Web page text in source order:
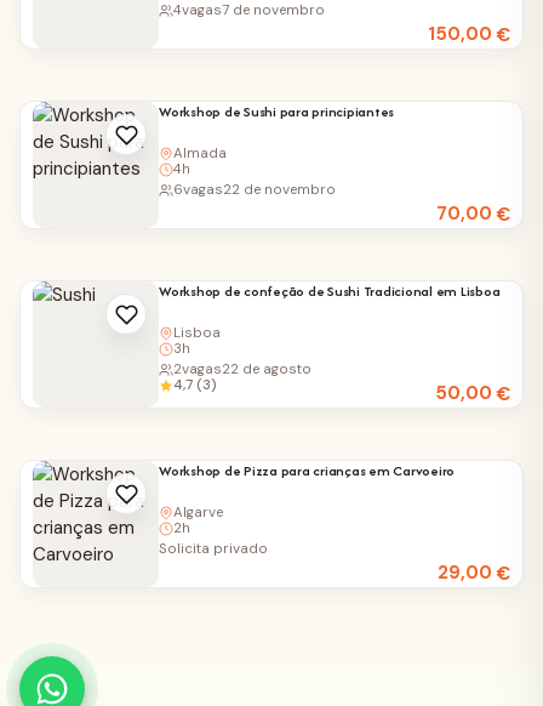
150,00€
4vagas7 de novembro
Workshop de Sushi para principiantes
Almada
4h
70,00€
6vagas22 de novembro
Workshop de confeção de Sushi Tradicional em Lisboa
Lisboa
3h
50,00€
2vagas22 de agosto
4,7 (3)
Workshop de Pizza para crianças em Carvoeiro
Algarve
2h
29,00€
Solicita privado